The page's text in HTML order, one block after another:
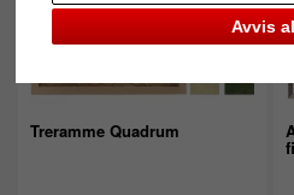
Avvis
Treramme Quadrum